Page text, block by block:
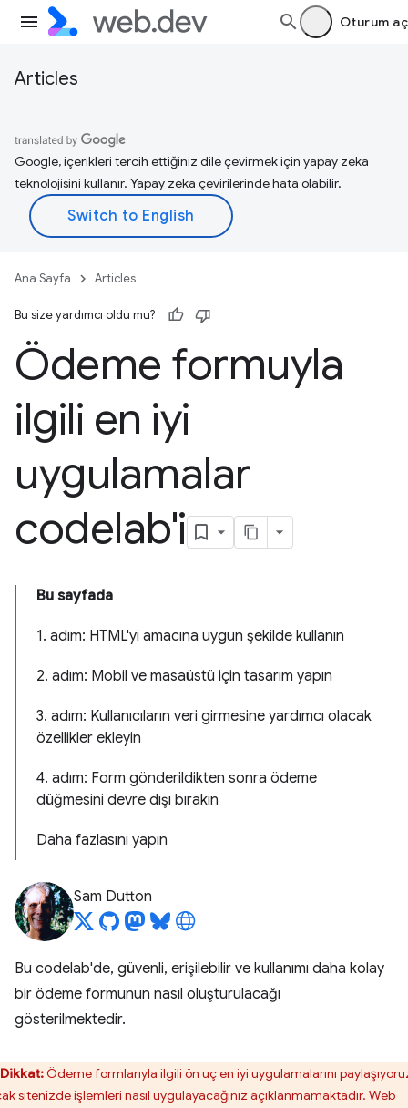
Oturum aç
Articles
Google, içerikleri tercih ettiğiniz dile çevirmek için yapay zeka
teknolojisini kullanır. Yapay zeka çevirilerinde hata olabilir.
Ana Sayfa Articles
Bu size yardımcı oldu mu?
Ödeme formuyla
ilgili en iyi
uygulamalar
codelab'i
Bu sayfada
1. adım: HTML'yi amacına uygun şekilde kullanın
2. adım: Mobil ve masaüstü için tasarım yapın
3. adım: Kullanıcıların veri girmesine yardımcı olacak
özellikler ekleyin
4. adım: Form gönderildikten sonra ödeme
düğmesini devre dışı bırakın
Daha fazlasını yapın
Sam Dutton
Bu codelab'de, güvenli, erişilebilir ve kullanımı daha kolay
bir ödeme formunun nasıl oluşturulacağı
gösterilmektedir.
Dikkat:Ödeme formlarıyla ilgili ön uç en iyi uygulamalarını
sitenizde işlemleri nasıl uygulayacağınız açıklanmamaktadır. Web